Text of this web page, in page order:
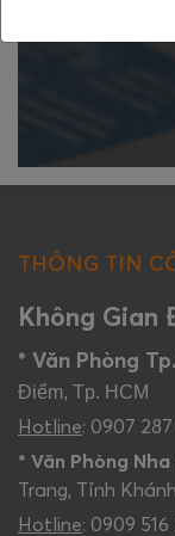
THÔNG TIN
Không Gian
* Văn Phòng
Điểm, Tp. HCM
Hotline: 0907 287
* Văn Phòng Nha
Trang, Tỉnh
Hotline: 0909 516